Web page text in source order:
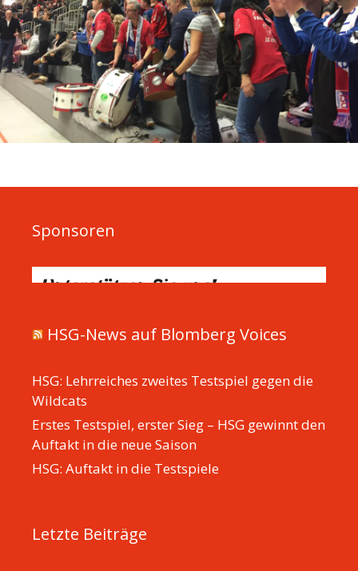
Sponsoren
HSG-News auf Blomberg Voices
HSG: Lehrreiches zweites Testspiel gegen die
Wildcats
Erstes Testspiel, erster Sieg – HSG gewinnt den
Auftakt in die neue Saison
HSG: Auftakt in die Testspiele
Letzte Beiträge